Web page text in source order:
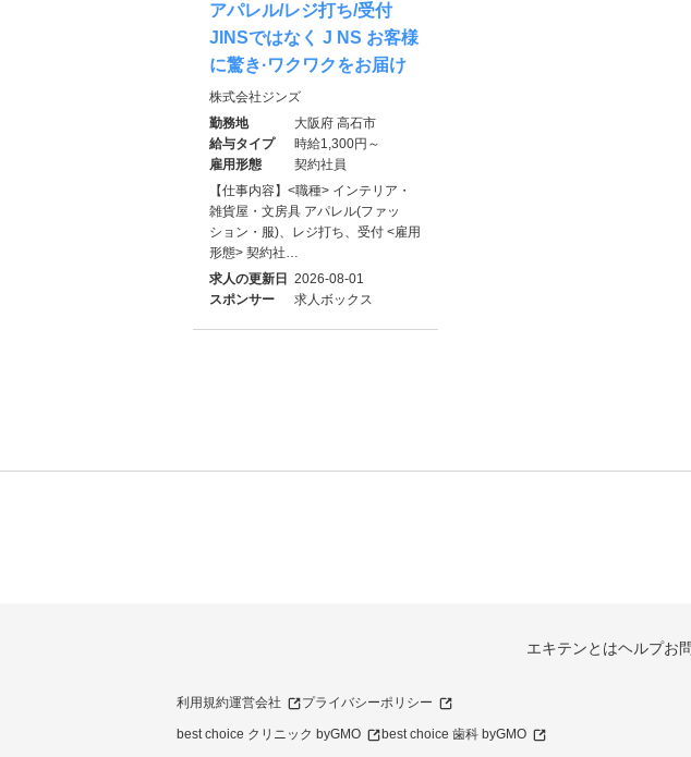
アパレル/レジ打ち/受付
JINSではなく J NS お客様
に驚き·ワクワクをお届け
株式会社ジンズ
勤務地
大阪府 高石市
給与タイプ
時給1,300円～
雇用形態
契約社員
【仕事内容】<職種> インテリア・
雑貨屋・文房具 アパレル(ファッ
ション・服)、レジ打ち、受付 <雇用
形態> 契約社…
求人の更新日
2026-08-01
スポンサー
求人ボックス
エキテンとはヘルプお
利用規約運営会社 プライバシーポリシー
best choice クリニック byGMO best choice 歯科 byGMO